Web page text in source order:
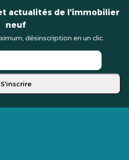
actualités de l'immobilier
neuf
désinscription en un clic.
S'inscrire